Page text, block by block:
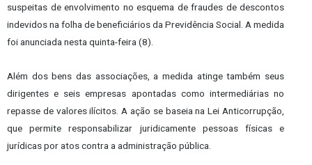
suspeitas de envolvimento no esquema de fraudes de descontos
indevidos na folha de beneficiários da Previdência Social. A medida
foi anunciada nesta quinta-feira (8).
Além dos bens das associações, a medida atinge também seus
dirigentes e seis empresas apontadas como intermediárias no
repasse de valores ilícitos. A ação se baseia na Lei Anticorrupção,
que permite responsabilizar juridicamente pessoas físicas e
jurídicas por atos contra a administração pública.